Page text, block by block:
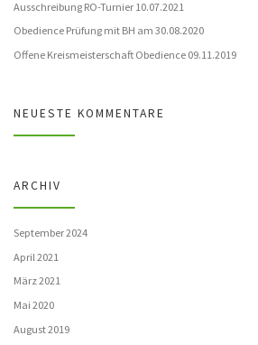
Ausschreibung RO-Turnier 10.07.2021
Obedience Prüfung mit BH am 30.08.2020
Offene Kreismeisterschaft Obedience 09.11.2019
NEUESTE KOMMENTARE
ARCHIV
September 2024
April 2021
März 2021
Mai 2020
August 2019